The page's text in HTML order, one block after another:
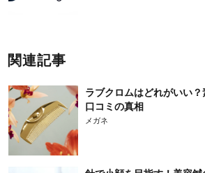
関連記事
ラブクロムはどれがいい
口コミの真相
メガネ